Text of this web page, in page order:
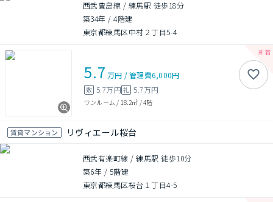
西武豊島線 / 練馬駅 徒歩18分
築34年 /4階建
東京都練馬区中村２丁目5-4
5.7 万円 /管理費6,000円
敷 5.7万円礼 5.7万円
ワンルーム / 18.2㎡ /4階
賃貸マンション リヴィエール桜台
西武有楽町線 / 練馬駅 徒歩10分
築6年 / 5階建
東京都練馬区桜台１丁目4-5